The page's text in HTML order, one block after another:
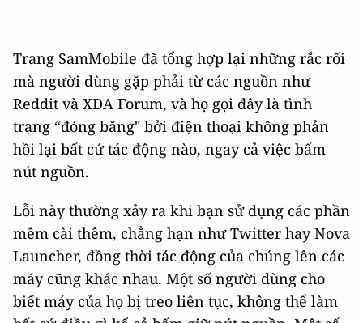
Trang SamMobile đã tổng hợp lại những rắc rối
mà người dùng gặp phải từ các nguồn như
Reddit và XDA Forum, và họ gọi đây là tình
trạng “đóng băng" bởi điện thoại không phản
hồi lại bất cứ tác động nào, ngay cả việc bấm
nút nguồn.
Lỗi này thường xảy ra khi bạn sử dụng các phần
mềm cài thêm, chẳng hạn như Twitter hay Nova
Launcher, đồng thời tác động của chúng lên các
máy cũng khác nhau. Một số người dùng cho
biết máy của họ bị treo liên tục, không thể làm